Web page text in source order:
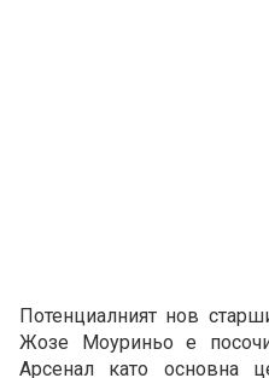
Потенциалният нов
Жозе Моуриньо е
Арсенал като основна